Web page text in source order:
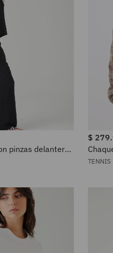
pinzas delanteras
$ 279.
pecho
TENNIS